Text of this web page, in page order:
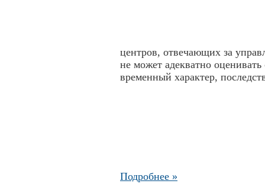
центров, отвечающих за
не может адекватно
временный характер,
Подробнее »